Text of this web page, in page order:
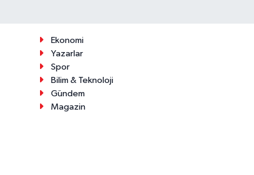
Ekonomi
Yazarlar
Spor
Bilim & Teknoloji
Gündem
Magazin